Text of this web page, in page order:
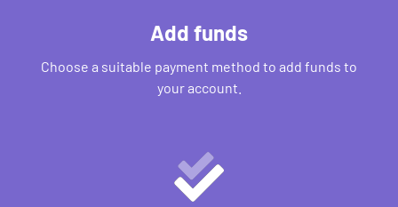
Add funds
Choose a suitable payment method to add funds to
your account.